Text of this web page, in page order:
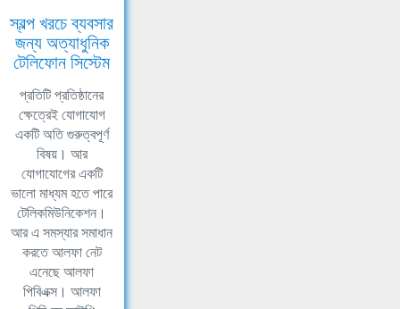
স্বল্প খরচে ব্যবসার
জন্য অত্যাধুনিক
টেলিফোন সিস্টেম
প্রতিটি প্রতিষ্ঠানের
ক্ষেত্রেই যোগাযোগ
একটি অতি গুরুত্বপূর্ণ
বিষয়। আর
যোগাযোগের একটি
ভালো মাধ্যম হতে পারে
টেলিকমিউনিকেশন।
আর এ সমস্যার সমাধান
করতে আলফা নেট
এনেছে আলফা
পিবিএক্স। আলফা